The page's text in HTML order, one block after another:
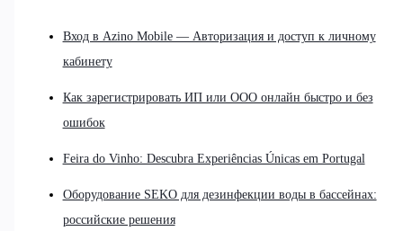
Вход в Azino Mobile — Авторизация и доступ к личному
кабинету
Как зарегистрировать ИП или ООО онлайн быстро и без
ошибок
Feira do Vinho: Descubra Experiências Únicas em Portugal
Оборудование SEKO для дезинфекции воды в бассейнах:
российские решения